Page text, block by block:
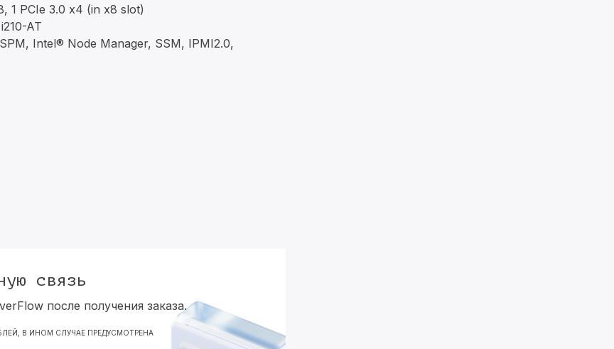
1 PCIe 3.0 x4 (in x8 slot)
AT
Intel® Node Manager, SSM, IPMI2.0,
связь
после получения заказа.
В ИНОМ СЛУЧАЕ ПРЕДУСМОТРЕНА